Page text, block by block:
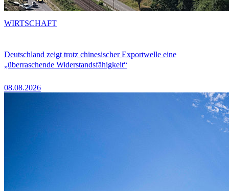
Deutschland zeigt trotz chinesischer Exportwelle eine
„überraschende Widerstandsfähigkeit“
08.08.2026
WIRTSCHAFT